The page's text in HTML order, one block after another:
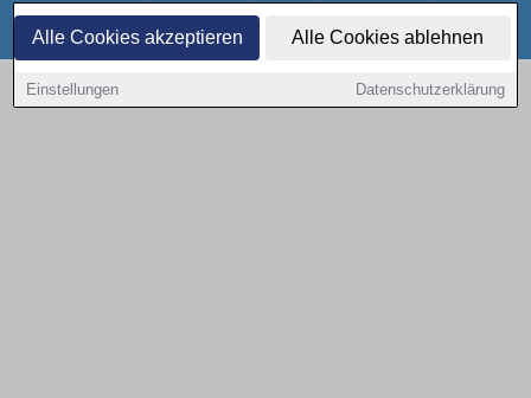
Alle Cookies akzeptieren Alle Cookies ablehnen
Einstellungen Datenschutzerklärung
Datenschutz Cookies
Copyright © 2000 - 2026 | 1A Infosysteme GmbH | Content by: 1a-sites-autos